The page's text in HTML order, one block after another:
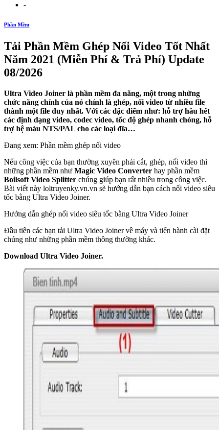
-
Phần Mềm
Tải Phần Mềm Ghép Nối Video Tốt Nhất
Năm 2021 (Miễn Phí & Trả Phí) Update
08/2026
Ultra Video Joiner là phần mềm đa năng, một trong những
chức năng chính của nó chính là ghép, nối video từ nhiều file
thành một file duy nhất. Với các đặc điểm như: hỗ trợ hầu hết
các định dạng video, codec video, tốc độ ghép nhanh chóng, hỗ
trợ hệ màu NTS/PAL cho các loại đĩa…
Đang xem: Phần mềm ghép nối video
Nếu công việc của bạn thường xuyên phải cắt, ghép, nối video thì
những phần mềm như Magic Video Converter hay phần mềm
Boilsoft Video Splitter chúng giúp bạn rất nhiều trong công việc.
Bài viết này loltruyenky.vn.vn sẽ hướng dẫn bạn cách nối video siêu
tốc bằng Ultra Video Joiner.
Hướng dẫn ghép nối video siêu tốc bằng Ultra Video Joiner
Đầu tiên các bạn tải Ultra Video Joiner về máy và tiến hành cài đặt
chúng như những phần mềm thông thường khác.
Download Ultra Video Joiner.